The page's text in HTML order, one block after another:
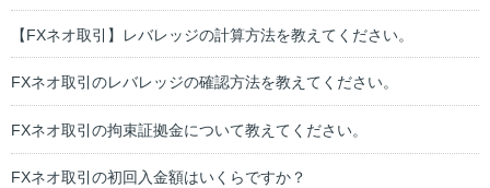
【FXネオ取引】レバレッジの計算方法を教えてください。
FXネオ取引のレバレッジの確認方法を教えてください。
FXネオ取引の拘束証拠金について教えてください。
FXネオ取引の初回入金額はいくらですか？